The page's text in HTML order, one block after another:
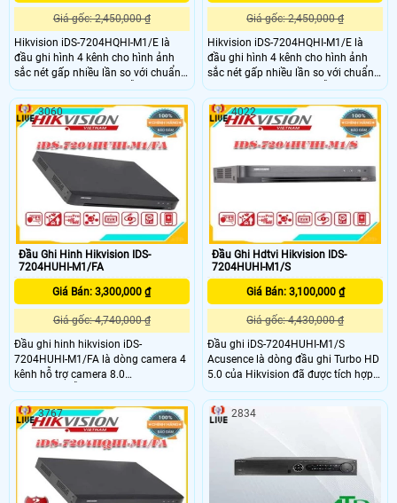
Giá gốc: 2,450,000 ₫
Hikvision iDS-7204HQHI-M1/E là
đầu ghi hình 4 kênh cho hình ảnh
sắc nét gấp nhiều lần so với chuẩn
analog thông thường. Hỗ trợ kết nối
các dòng camera HDTVI, AHD,
HDCVI, CVBS, IP. Khả năng truyền
hình ảnh HD qua mạng tốt, hỗ trợ
xem camera trên nhiều trình duyệt
web và hệ điều hành trên máy tính
khác nhau.
Giá gốc: 2,450,000 ₫
Hikvision iDS-7204HQHI-M1/E là
đầu ghi hình 4 kênh cho hình ảnh
sắc nét gấp nhiều lần so với chuẩn
analog thông thường. Hỗ trợ kết nối
các dòng camera HDTVI, AHD,
HDCVI, CVBS, IP. Khả năng truyền
hình ảnh HD qua mạng tốt, hỗ trợ
xem camera trên nhiều trình duyệt
web và hệ điều hành trên máy tính
khác nhau.
Đầu Ghi Hinh Hikvision IDS-
7204HUHI-M1/FA
Giá Bán: 3,300,000 ₫
Giá gốc: 4,740,000 ₫
Đầu ghi hinh hikvision iDS-
7204HUHI-M1/FA là dòng camera 4
kênh hỗ trợ camera 8.0
Megapixel,Hỗ trợ 4 công nghệ
camera TVI/AHD/CVI/Analog,Hỗ trợ
truyền âm thanh qua cám đồng
truc,Hỗ trợ cổng HDMI độ phân giải
2K,Hỗ trợ ổ cứng lưu trũ lên tới
10TB. Đầu ghi hình phù hơp cho các
công trình lớn,siêu thị,văn
phóng,cửa hàng,.
3060
Đầu Ghi Hdtvi Hikvision IDS-
7204HUHI-M1/S
Giá Bán: 3,100,000 ₫
Giá gốc: 4,430,000 ₫
Đầu ghi iDS-7204HUHI-M1/S
Acusence là dòng đầu ghi Turbo HD
5.0 của Hikvision đã được tích hợp
công nghệ AI, giúp phân biệt được
người/phương tiện/vật với thuật
toán học tập sâu Deep Learning. Lọc
dòng camera HD Analog hiện nay
4022
3767 2834